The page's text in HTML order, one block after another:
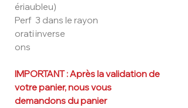
ériaubleu)
Perf
orati
ons
3 dans le rayon
inverse
IMPORTANT : Après la validation de
votre panier, nous vous
demandons du panier